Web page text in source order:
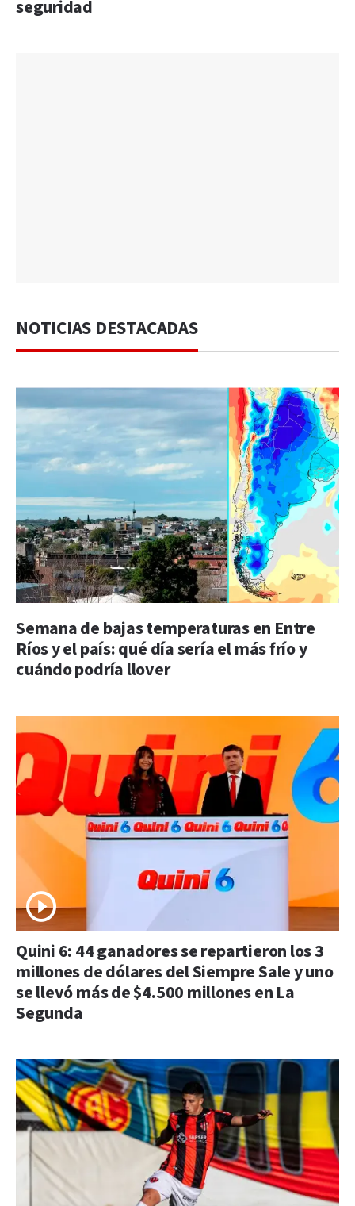
seguridad
NOTICIAS DESTACADAS
Semana de bajas temperaturas en Entre
Ríos y el país: qué día sería el más frío y
cuándo podría llover
Quini 6: 44 ganadores se repartieron los 3
millones de dólares del Siempre Sale y uno
se llevó más de $4.500 millones en La
Segunda